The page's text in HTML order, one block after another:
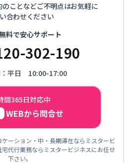
のことなどご不明点はお気軽に
合わせください
料で安心サポート
302-190
：平日 10:00-17:00
間365日対応中
WEBから問合せ
ーション・中・長期滞在ならミスタービ
代行業務ならミスタービジネスにお任せ
下さい。